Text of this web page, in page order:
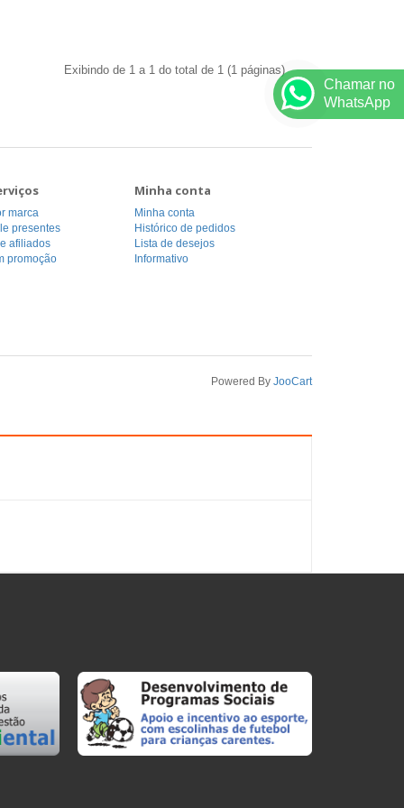
Exibindo de 1 a 1 do total de 1 (1 páginas)
marca
presentes
afiliados
promoção
Minha conta
Minha conta
Histórico de pedidos
Lista de desejos
Informativo
Powered By JooCart
Chamar no
WhatsApp